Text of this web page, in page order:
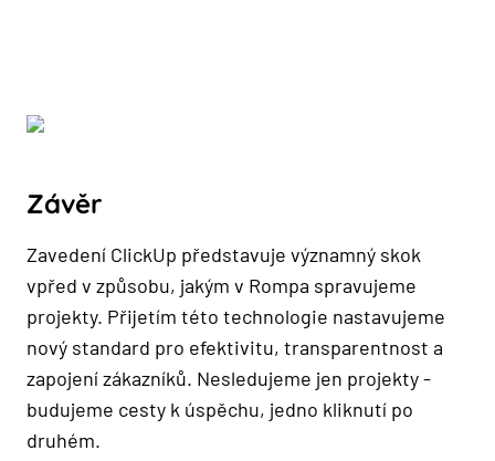
Závěr
Zavedení ClickUp představuje významný skok
vpřed v způsobu, jakým v Rompa spravujeme
projekty. Přijetím této technologie nastavujeme
nový standard pro efektivitu, transparentnost a
zapojení zákazníků. Nesledujeme jen projekty -
budujeme cesty k úspěchu, jedno kliknutí po
druhém.